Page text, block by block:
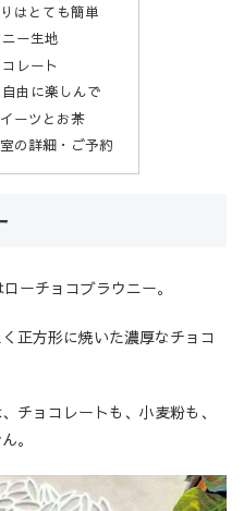
はとても簡単
ー生地
レート
由に楽しんで
ーツとお茶
の詳細・ご予約
ーチョコブラウニー。
正方形に焼いた濃厚なチョコ
チョコレートも、小麦粉も、
。